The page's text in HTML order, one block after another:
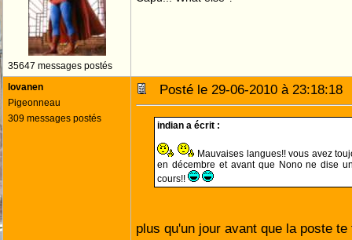
35647 messages postés
lovanen
Pigeonneau
309 messages postés
Posté le 29-06-2010 à
indian a écrit :
Mauvaises langues!! vous avez
en décembre et avant que Nono ne dise
cours!!
plus qu'un jour avant que la poste